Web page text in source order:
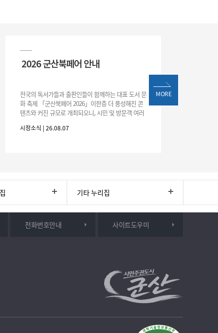
2026 군산북페어 안내
전국의 독서가들과 출판인들이 함께하는 대표 도서 문
화 축제 「군산북페어 2026」이한층 더 풍성해진 콘
텐츠와 커진 규모로 개최되오니, 시민 및 방문객 여러
간: 2026. 8. 28.
시정소식 | 26.08.07
MORE
기타 누리집
전화번호안내 사이트도우미